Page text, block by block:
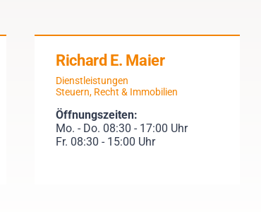
Richard E. Maier
Dienstleistungen
Steuern, Recht & Immobilien
Öffnungszeiten:
Mo. - Do. 08:30 - 17:00 Uhr
Fr. 08:30 - 15:00 Uhr